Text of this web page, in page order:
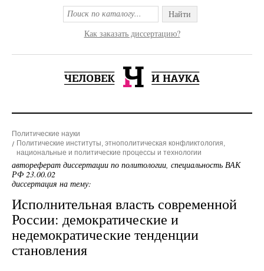
Найти
Как заказать диссертацию?
Политические науки
Политические институты, этнополитическая конфликтология,
национальные и политические процессы и технологии
автореферат диссертации по политологии, специальность ВАК
РФ 23.00.02
диссертация на тему:
Исполнительная власть современной
России: демократические и
недемократические тенденции
становления